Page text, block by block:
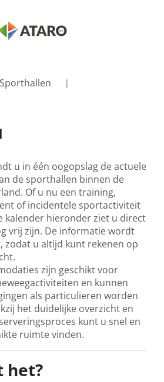
Sporthallen
u in één oogopslag de actuele
de sporthallen binnen de
Of u nu een training,
of incidentele sportactiviteit
kalender hieronder ziet u direct
vrij zijn. De informatie wordt
zodat u altijd kunt rekenen op
zijn geschikt voor
en kunnen
als particulieren worden
het duidelijke overzicht en
kunt u snel en
ruimte vinden.
het?